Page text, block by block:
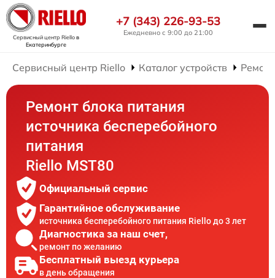
Сервисный центр Rielloв
Екатеринбурге
+7 (343) 226-93-53
Ежедневно с 9:00 до 21:00
Сервисный центр Riello Каталог устройств
Ремонт блока питания
источника бесперебойного
питания
Riello MST80
Официальный сервис
Гарантийное обслуживание
источника бесперебойного питания Riello до 3 лет
Диагностика за наш счет,
ремонт по желанию
Бесплатный выезд курьера
в день обращения